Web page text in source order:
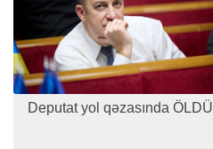
Deputat yol qəzasında ÖLDÜ